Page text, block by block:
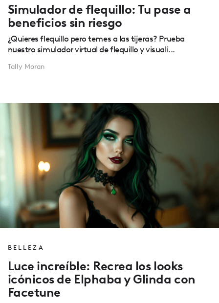
Simulador de flequillo: Tu pase a
beneficios sin riesgo
¿Quieres flequillo pero temes a las tijeras? Prueba
nuestro simulador virtual de flequillo y visuali...
Tally Moran
BELLEZA
Luce increíble: Recrea los looks
icónicos de Elphaba y Glinda con
Facetune